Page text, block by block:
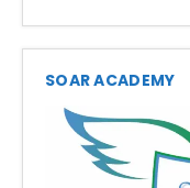
SOAR ACADEMY